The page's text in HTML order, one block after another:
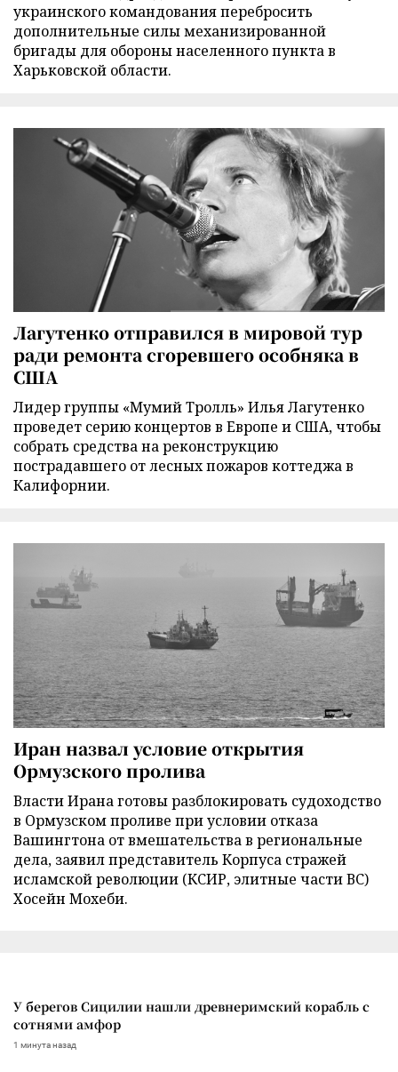
украинского командования перебросить
дополнительные силы механизированной
бригады для обороны населенного пункта в
Харьковской области.
Лагутенко отправился в мировой тур
ради ремонта сгоревшего особняка в
США
Лидер группы «Мумий Тролль» Илья Лагутенко
проведет серию концертов в Европе и США, чтобы
собрать средства на реконструкцию
пострадавшего от лесных пожаров коттеджа в
Калифорнии.
Иран назвал условие открытия
Ормузского пролива
Власти Ирана готовы разблокировать судоходство
в Ормузском проливе при условии отказа
Вашингтона от вмешательства в региональные
дела, заявил представитель Корпуса стражей
исламской революции (КСИР, элитные части ВС)
Хосейн Мохеби.
У берегов Сицилии нашли древнеримский корабль с
сотнями амфор
1 минута назад